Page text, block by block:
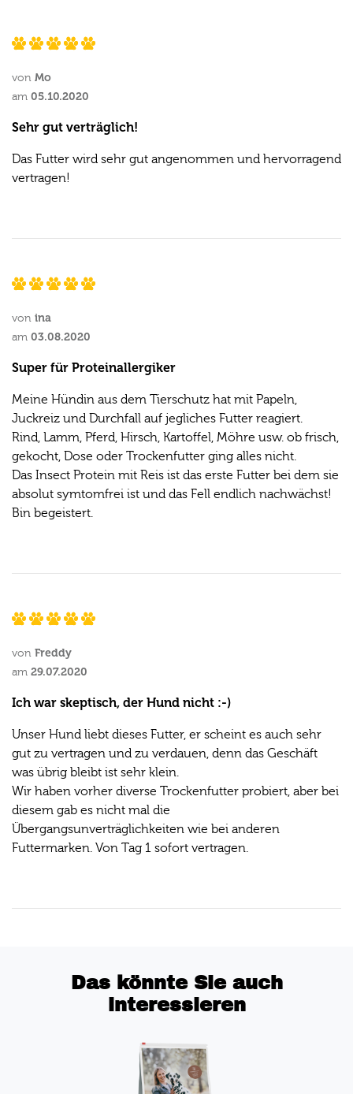
von Mo
am 05.10.2020
Sehr gut verträglich!
Das Futter wird sehr gut angenommen und hervorragend
vertragen!
von ina
am 03.08.2020
Super für Proteinallergiker
Meine Hündin aus dem Tierschutz hat mit Papeln,
Juckreiz und Durchfall auf jegliches Futter reagiert.
Rind, Lamm, Pferd, Hirsch, Kartoffel, Möhre usw. ob frisch,
gekocht, Dose oder Trockenfutter ging alles nicht.
Das Insect Protein mit Reis ist das erste Futter bei dem sie
absolut symtomfrei ist und das Fell endlich nachwächst!
Bin begeistert.
von Freddy
am 29.07.2020
Ich war skeptisch, der Hund nicht :-)
Unser Hund liebt dieses Futter, er scheint es auch sehr
gut zu vertragen und zu verdauen, denn das Geschäft
was übrig bleibt ist sehr klein.
Wir haben vorher diverse Trockenfutter probiert, aber bei
diesem gab es nicht mal die
Übergangsunverträglichkeiten wie bei anderen
Futtermarken. Von Tag 1 sofort vertragen.
Das könnte Sie auch
interessieren